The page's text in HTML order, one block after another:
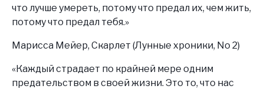
что лучше умереть, потому что предал их, чем жить,
потому что предал тебя.»
Марисса Мейер, Скарлет (Лунные хроники, No 2)
«Каждый страдает по крайней мере одним
предательством в своей жизни. Это то, что нас